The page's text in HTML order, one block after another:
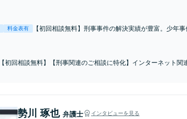
料金表有
【初回相談無料】刑事事件の解決実績が豊富。少年
【初回相談無料】【刑事関連のご相談に特化】インターネット
勢川 琢也 弁護士 インタビューを見る